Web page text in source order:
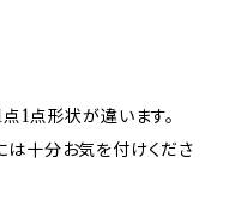
1点形状が違います。
は十分お気を付けくださ